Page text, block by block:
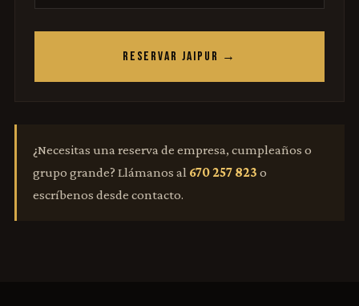
RESERVAR JAIPUR →
¿Necesitas una reserva de empresa, cumpleaños o
grupo grande? Llámanos al 670 257 823 o
escríbenos desde contacto.